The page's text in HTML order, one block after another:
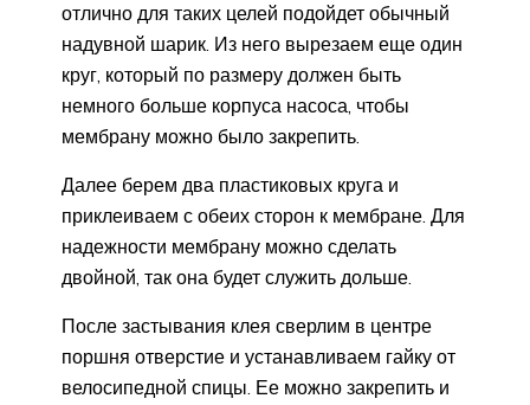
отлично для таких целей подойдет обычный
надувной шарик. Из него вырезаем еще один
круг, который по размеру должен быть
немного больше корпуса насоса, чтобы
мембрану можно было закрепить.
Далее берем два пластиковых круга и
приклеиваем с обеих сторон к мембране. Для
надежности мембрану можно сделать
двойной, так она будет служить дольше.
После застывания клея сверлим в центре
поршня отверстие и устанавливаем гайку от
велосипедной спицы. Ее можно закрепить и